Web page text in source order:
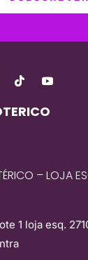
– LOJA
1 loja esq.